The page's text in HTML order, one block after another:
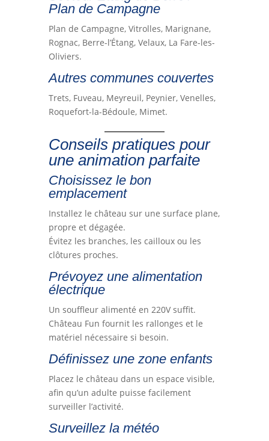
Plan de Campagne
Plan de Campagne, Vitrolles, Marignane,
Rognac, Berre-l’Étang, Velaux, La Fare-les-
Oliviers.
Autres communes couvertes
Trets, Fuveau, Meyreuil, Peynier, Venelles,
Roquefort-la-Bédoule, Mimet.
Conseils pratiques pour
une animation parfaite
Choisissez le bon
emplacement
Installez le château sur une surface plane,
propre et dégagée.
Évitez les branches, les cailloux ou les
clôtures proches.
Prévoyez une alimentation
électrique
Un souffleur alimenté en 220V suffit.
Château Fun fournit les rallonges et le
matériel nécessaire si besoin.
Définissez une zone enfants
Placez le château dans un espace visible,
afin qu’un adulte puisse facilement
surveiller l’activité.
Surveillez la météo